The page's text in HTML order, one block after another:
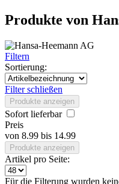
Produkte von
Filtern
Sortierung:
Filter schließen
Produkte anzeigen
Sofort lieferbar
Preis
von 8.99 bis 14.99
Produkte anzeigen
Artikel pro Seite:
Für die Filterung wurden